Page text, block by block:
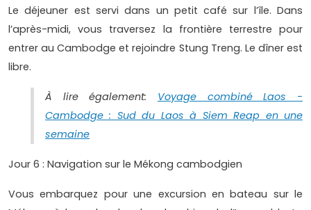
Le déjeuner est servi dans un petit café sur l’île. Dans
l’après-midi, vous traversez la frontière terrestre pour
entrer au Cambodge et rejoindre Stung Treng. Le dîner est
libre.
À lire également: Voyage combiné Laos -
Cambodge : Sud du Laos à Siem Reap en une
semaine
Jour 6 : Navigation sur le Mékong cambodgien
Vous embarquez pour une excursion en bateau sur le